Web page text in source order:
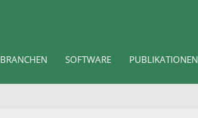
BRANCHEN SOFTWARE PUBLIKATIONEN